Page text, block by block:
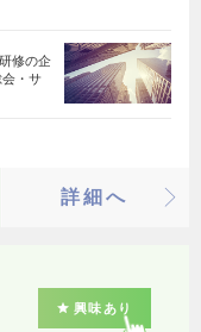
修の企
・サ
詳細へ
興味あり